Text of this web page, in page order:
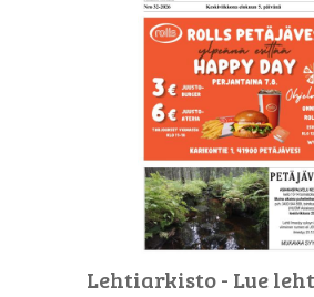
Lehtiarkisto - Lue